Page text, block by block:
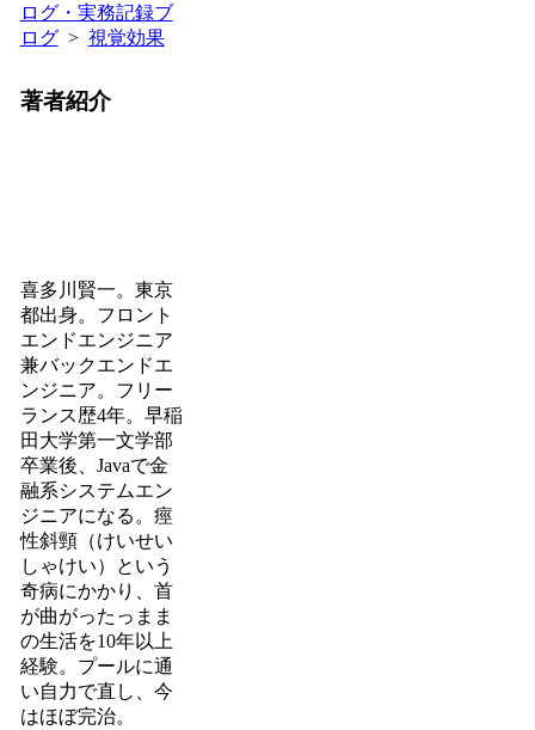
ログ・実務記録ブ
ログ> 視覚効果
著者紹介
喜多川賢一。東京
都出身。フロント
エンドエンジニア
兼バックエンドエ
ンジニア。フリー
ランス歴4年。早稲
田大学第一文学部
卒業後、Javaで金
融系システムエン
ジニアになる。痙
性斜頸（けいせい
しゃけい）という
奇病にかかり、首
が曲がったっまま
の生活を10年以上
経験。プールに通
い自力で直し、今
はほぼ完治。